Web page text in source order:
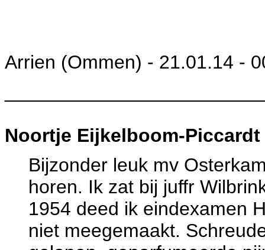
Arrien (Ommen) - 21.01.14 -
Noortje Eijkelboom-Piccardt
Bijzonder leuk mv
horen. Ik zat bij juffr
1954 deed ik eindexamen
niet meegemaakt.